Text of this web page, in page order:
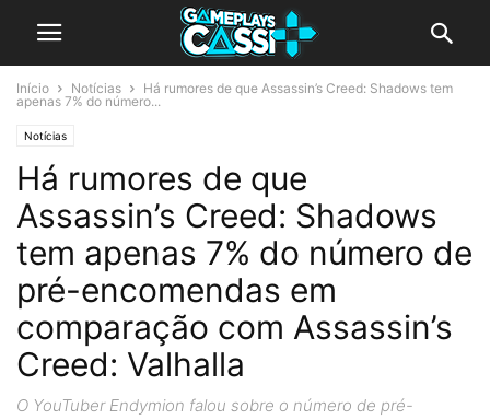
Início Notícias
Há rumores de que Assassin’s Creed: Shadows tem
apenas 7% do número...
Notícias
Há rumores de que
Assassin’s Creed: Shadows
tem apenas 7% do número de
pré-encomendas em
comparação com Assassin’s
Creed: Valhalla
O YouTuber Endymion falou sobre o número de pré-